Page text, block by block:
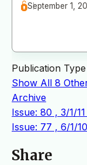
September 1,
Publication Type
Show All 8
Archive
Issue: 80 , 3/1/11
Issue: 77 , 6/1/10
Share